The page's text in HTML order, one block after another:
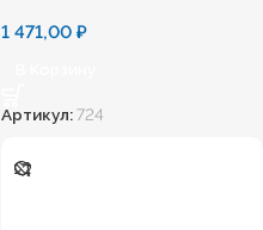
1 471,00 ₽
Артикул:724